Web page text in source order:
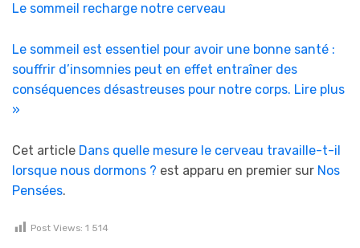
Le sommeil recharge notre cerveau
Le sommeil est essentiel pour avoir une bonne santé :
souffrir d’insomnies peut en effet entraîner des
conséquences désastreuses pour notre corps. Lire plus
»
Cet article Dans quelle mesure le cerveau travaille-t-il
lorsque nous dormons ? est apparu en premier sur Nos
Pensées.
Post Views: 1 514